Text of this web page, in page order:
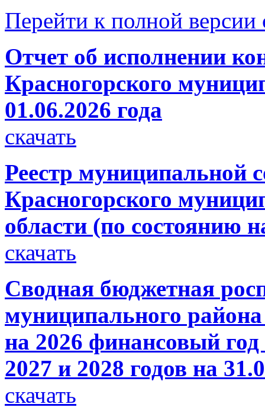
Перейти к полной версии
Отчет об исполнении
Красногорского
01.06.2026 года
скачать
Реестр муниципальной
Красногорского
области (по состоянию
скачать
Сводная бюджетная
муниципального
на 2026 финансовый
2027 и 2028 годов на
скачать